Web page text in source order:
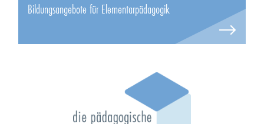
Bildungsangebote für Elementarpädagogik